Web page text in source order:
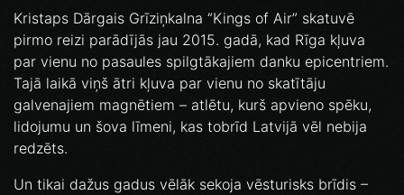
Kristaps Dārgais Grīziņkalna “Kings of Air” skatuvē
pirmo reizi parādījās jau 2015. gadā, kad Rīga kļuva
par vienu no pasaules spilgtākajiem danku epicentriem.
Tajā laikā viņš ātri kļuva par vienu no skatītāju
galvenajiem magnētiem – atlētu, kurš apvieno spēku,
lidojumu un šova līmeni, kas tobrīd Latvijā vēl nebija
redzēts.
Un tikai dažus gadus vēlāk sekoja vēsturisks brīdis –